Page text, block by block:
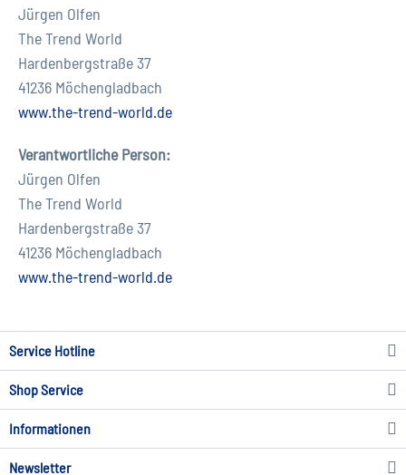
Jürgen Olfen
The Trend World
Hardenbergstraße 37
41236 Möchengladbach
www.the-trend-world.de
Verantwortliche Person:
Jürgen Olfen
The Trend World
Hardenbergstraße 37
41236 Möchengladbach
www.the-trend-world.de
Service Hotline
Shop Service
Informationen
Newsletter